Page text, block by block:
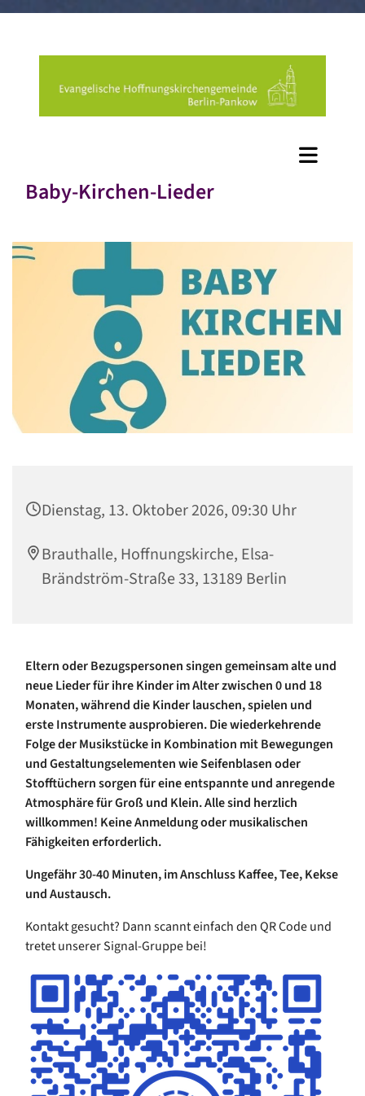
Baby-Kirchen-Lieder
Dienstag, 13. Oktober 2026, 09:30 Uhr
Brauthalle, Hoffnungskirche, Elsa-
Brändström-Straße 33, 13189 Berlin
Eltern oder Bezugspersonen singen gemeinsam alte und
neue Lieder für ihre Kinder im Alter zwischen 0 und 18
Monaten, während die Kinder lauschen, spielen und
erste Instrumente ausprobieren. Die wiederkehrende
Folge der Musikstücke in Kombination mit Bewegungen
und Gestaltungselementen wie Seifenblasen oder
Stofftüchern sorgen für eine entspannte und anregende
Atmosphäre für Groß und Klein. Alle sind herzlich
willkommen! Keine Anmeldung oder musikalischen
Fähigkeiten erforderlich.
Ungefähr 30-40 Minuten, im Anschluss Kaffee, Tee, Kekse
und Austausch.
Kontakt gesucht? Dann scannt einfach den QR Code und
tretet unserer Signal-Gruppe bei!